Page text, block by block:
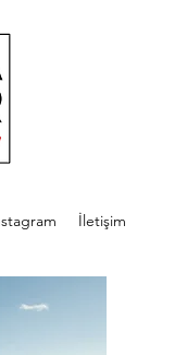
İletişim